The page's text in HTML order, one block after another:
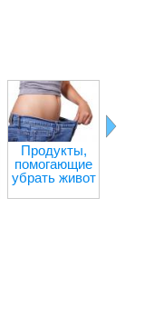
Продукты,
помогающие
убрать живот